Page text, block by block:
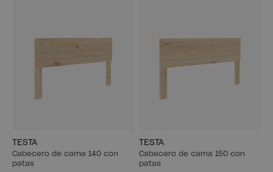
TESTA
Cabecero de cama 140 con
patas
TESTA
Cabecero de cama 150 con
patas